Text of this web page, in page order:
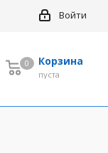
Войти
Корзина
0
пуста
0